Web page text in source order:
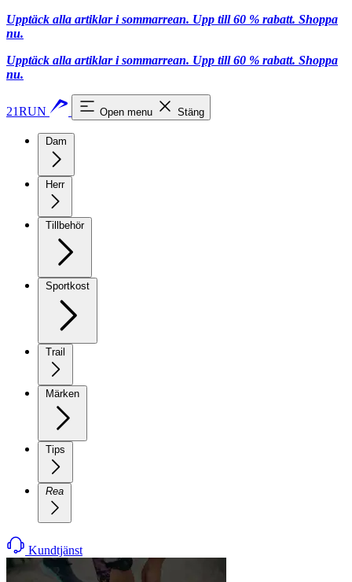
Upptäck alla artiklar i sommarrean. Upp till 60 % rabatt. Shoppa
nu.
Upptäck alla artiklar i sommarrean. Upp till 60 % rabatt. Shoppa
nu.
21RUN Open menu Stäng
Dam
Herr
Tillbehör
Sportkost
Trail
Märken
Tips
Rea
Kundtjänst